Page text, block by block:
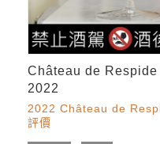
Château de
2022
2022 Château de
評價